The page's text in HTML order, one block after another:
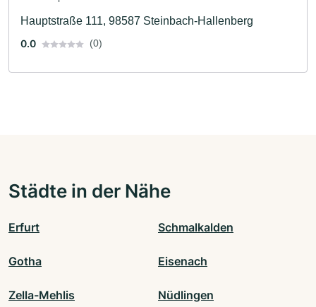
Hauptstraße 111, 98587 Steinbach-Hallenberg
0.0
(0)
Städte in der Nähe
Erfurt Schmalkalden
Gotha Eisenach
Zella-Mehlis Nüdlingen